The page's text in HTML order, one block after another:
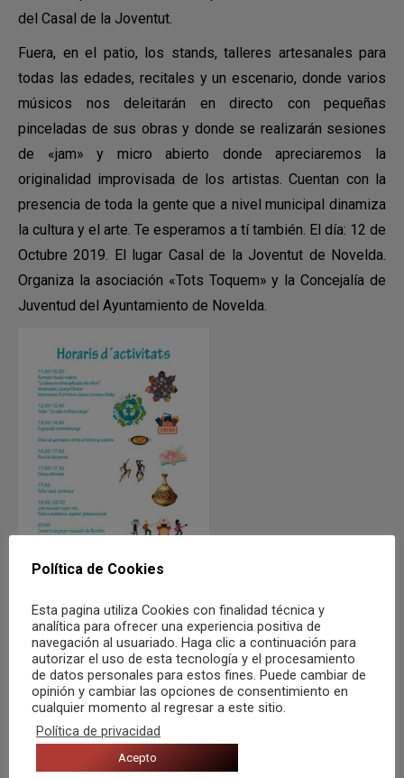
del Casal de la Joventut.
Fuera, en el patio, los stands, talleres artesanales para
todas las edades, recitales y un escenario, donde varios
músicos nos deleitarán en directo con pequeñas
pinceladas de sus obras y donde se realizarán sesiones
de «jam» y micro abierto donde apreciaremos la
originalidad improvisada de los artistas. Cuentan con la
presencia de toda la gente que a nivel municipal dinamiza
la cultura y el arte. Te esperamos a tí también. El día: 12 de
Octubre 2019. El lugar Casal de la Joventut de Novelda.
Organiza la asociación «Tots Toquem» y la Concejalía de
Juventud del Ayuntamiento de Novelda.
Compartir
Categorías:Agenda
Andrés Bello López
Política de Cookies
Esta pagina utiliza Cookies con finalidad técnica y
analítica para ofrecer una experiencia positiva de
navegación al usuariado. Haga clic a continuación para
autorizar el uso de esta tecnología y el procesamiento
de datos personales para estos fines. Puede cambiar de
opinión y cambiar las opciones de consentimiento en
cualquier momento al regresar a este sitio.
Política de privacidad
Acepto